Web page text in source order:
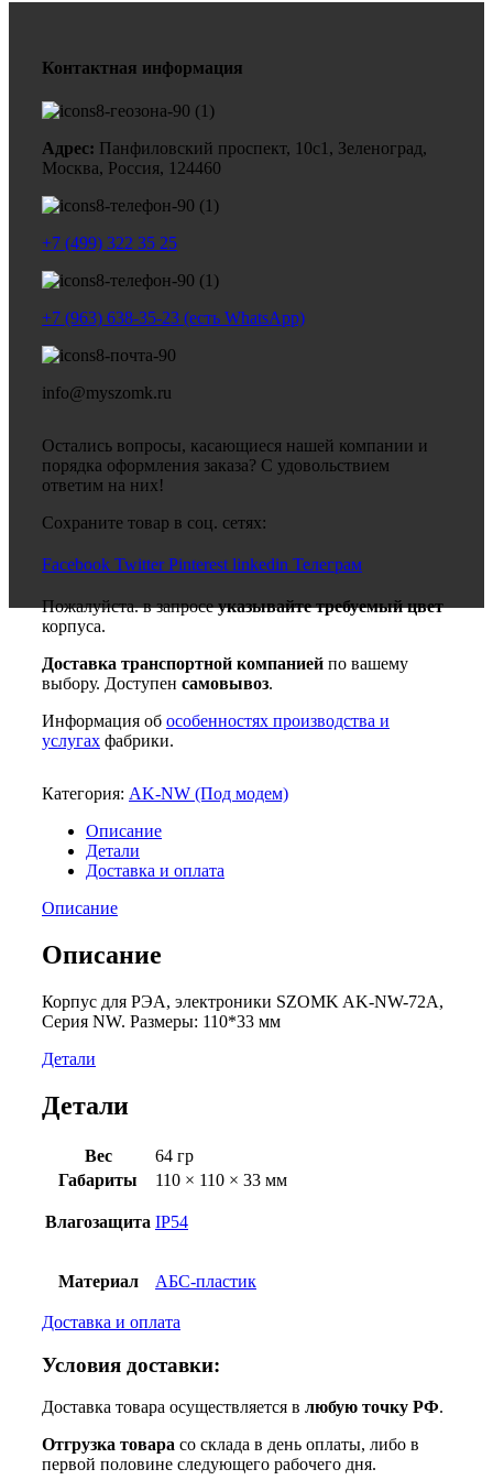
Контактная информация
Адрес: Панфиловский проспект, 10с1, Зеленоград,
Москва, Россия, 124460
+7 (499) 322 35 25
+7 (963) 638-35-23 (есть WhatsApp)
info@myszomk.ru
Остались вопросы, касающиеся нашей компании и
порядка оформления заказа? С удовольствием
ответим на них!
Сохраните товар в соц. сетях:
Facebook Twitter Pinterest linkedin Телеграм
Пожалуйста. в запросеуказывайте требуемый цвет
корпуса.
Доставка транспортной компанией по вашему
выбору. Доступен самовывоз.
Информация об особенностях производства и
услугах фабрики.
Категория: AK-NW (Под модем)
Описание
Детали
Доставка и оплата
Описание
Описание
Корпус для РЭА, электроники SZOMK AK-NW-72A,
Серия NW. Размеры: 110*33 мм
Детали
Детали
Вес
64 гр
Габариты
110 × 110 × 33 мм
Влагозащита IP54
Материал АБС-пластик
Доставка и оплата
Условия доставки:
Доставка товара осуществляется в любую точку РФ.
Отгрузка товара со склада в день оплаты, либо в
первой половине следующего рабочего дня.